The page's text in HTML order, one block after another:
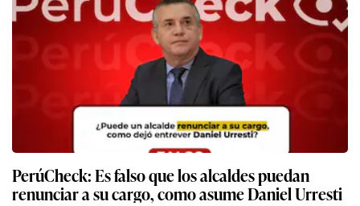
PerúCheck: Es falso que los alcaldes puedan
renunciar a su cargo, como asume Daniel Urresti